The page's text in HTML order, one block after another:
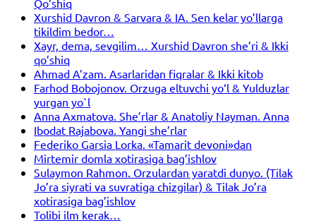
Qo’shiq
Xurshid Davron & Sarvara & IA. Sen kelar yo’llarga
tikildim bedor…
Xayr, dema, sevgilim… Xurshid Davron she’ri & Ikki
qo’shiq
Ahmad A’zam. Asarlaridan fiqralar & Ikki kitob
Farhod Bobojonov. Orzuga eltuvchi yo‘l & Yulduzlar
yurgan yo`l
Anna Axmatova. She’rlar & Anatoliy Nayman. Anna
Ibodat Rajabova. Yangi she’rlar
Federiko Garsia Lorka. «Tamarit devoni»dan
Mirtemir domla xotirasiga bag’ishlov
Sulaymon Rahmon. Orzulardan yaratdi dunyo. (Tilak
Jo’ra siyrati va suvratiga chizgilar) & Tilak Jo’ra
xotirasiga bag’ishlov
Tolibi ilm kerak…